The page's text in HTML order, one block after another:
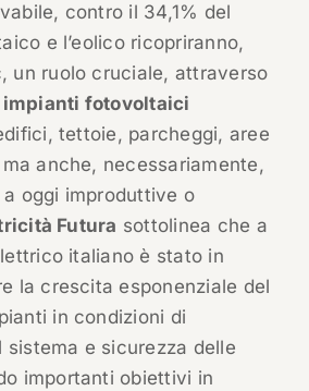
contro il 34,1% del
e l’eolico ricopriranno,
un ruolo cruciale, attraverso
impianti fotovoltaici
tettoie, parcheggi, aree
anche, necessariamente,
oggi improduttive o
Futura sottolinea che a
italiano è stato in
la crescita esponenziale del
in condizioni di
sistema e sicurezza delle
importanti obiettivi in